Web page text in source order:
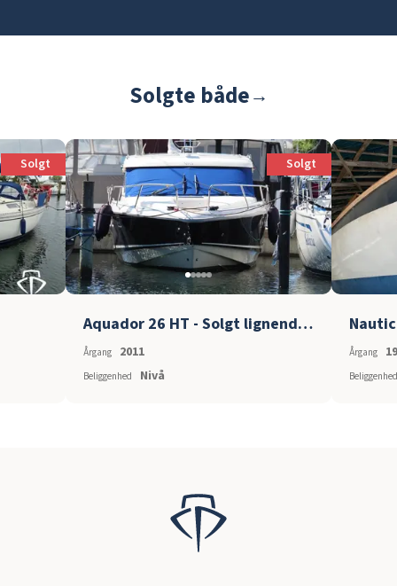
Solgte både→
Solgt Solgt
Aquador 26 HT - Solgt lignende søges
Årgang 2011
Beliggenhed Nivå
Årgang
Beliggenhed